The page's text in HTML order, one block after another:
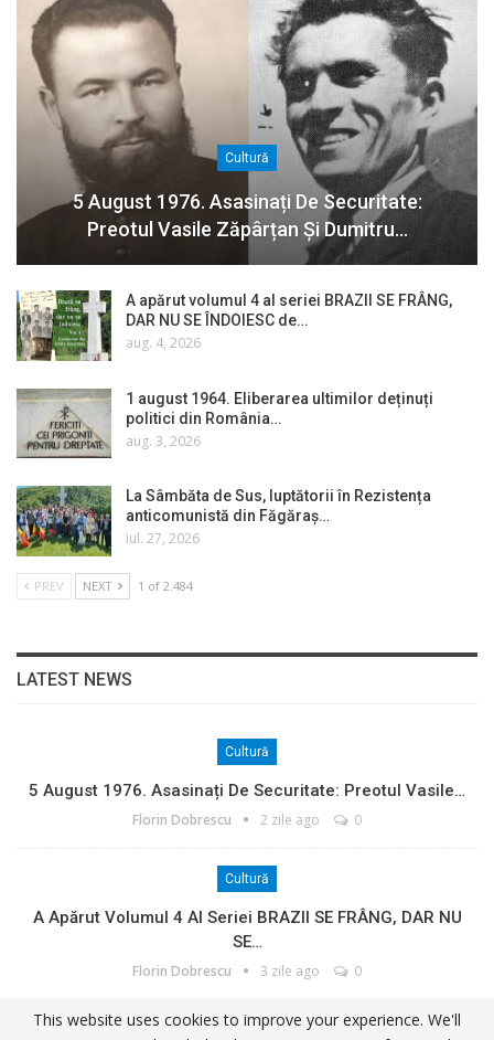
Cultură
5 August 1976. Asasinați De Securitate:
Preotul Vasile Zăpârțan Și Dumitru…
A apărut volumul 4 al seriei BRAZII SE FRÂNG,
DAR NU SE ÎNDOIESC de…
aug. 4, 2026
1 august 1964. Eliberarea ultimilor deținuți
politici din România…
aug. 3, 2026
La Sâmbăta de Sus, luptătorii în Rezistența
anticomunistă din Făgăraș…
iul. 27, 2026
PREV NEXT 1 of 2.484
LATEST NEWS
Cultură
5 August 1976. Asasinați De Securitate: Preotul Vasile…
Florin Dobrescu 2 zile ago 0
Cultură
A Apărut Volumul 4 Al Seriei BRAZII SE FRÂNG, DAR NU
SE…
Florin Dobrescu 3 zile ago 0
Cultură
This website uses cookies to improve your experience. We'll